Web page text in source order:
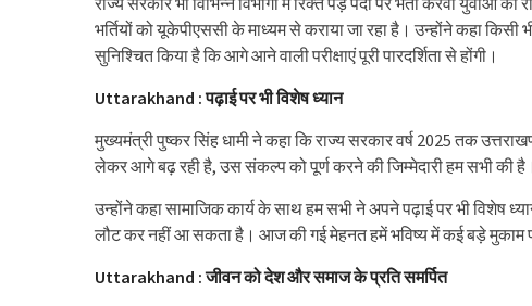
भर्तियों को यूकेपीएससी के माध्यम से कराया जा रहा है। उन्होंने कहा
सुनिश्चित किया है कि आगे आने वाली परीक्षाएं पूरी पारदर्शिता से होंगी।
Uttarakhand : पढ़ाई पर भी विशेष ध्यान
मुख्यमंत्री पुष्कर सिंह धामी ने कहा कि राज्य सरकार वर्ष 2025 तक
लेकर आगे बढ़ रही है, उस संकल्प को पूर्ण करने की जिम्मेदारी हम सभी की है।
उन्होंने कहा सामाजिक कार्य के साथ हम सभी ने अपने पढ़ाई पर भी विशेष
लौट कर नहीं आ सकता है। आज की गई मेहनत हमें भविष्य में कई बड़े मुकाम
Uttarakhand : जीवन को देश और समाज के प्रति समर्पित